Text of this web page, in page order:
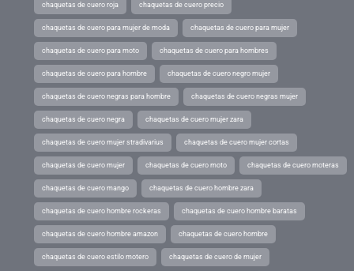
chaquetas de cuero roja chaquetas de cuero precio
chaquetas de cuero para mujer de moda chaquetas de cuero para mujer
chaquetas de cuero para moto chaquetas de cuero para hombres
chaquetas de cuero para hombre chaquetas de cuero negro mujer
chaquetas de cuero negras para hombre chaquetas de cuero negras mujer
chaquetas de cuero negra chaquetas de cuero mujer zara
chaquetas de cuero mujer stradivarius chaquetas de cuero mujer cortas
chaquetas de cuero mujer chaquetas de cuero moto chaquetas de cuero moteras
chaquetas de cuero mango chaquetas de cuero hombre zara
chaquetas de cuero hombre rockeras chaquetas de cuero hombre baratas
chaquetas de cuero hombre amazon chaquetas de cuero hombre
chaquetas de cuero estilo motero chaquetas de cuero de mujer